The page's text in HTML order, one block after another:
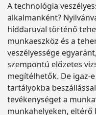
A technológia
alkalmanként?
híddaruval történő
munkaeszköz és a
veszélyessége
szempontú előzetes
megítélhetők. De igaz-
tartályokba
tevékenységet a
munkahelyeken, eltérő